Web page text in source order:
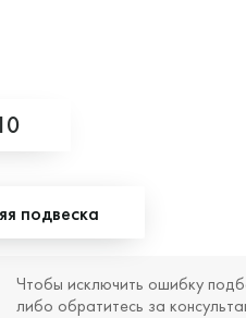
подвеска
Чтобы исключить ошибку
либо обратитесь за